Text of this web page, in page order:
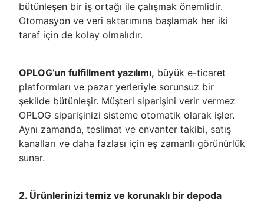
bütünleşen bir iş ortağı ile çalışmak önemlidir.
Otomasyon ve veri aktarımına başlamak her iki
taraf için de kolay olmalıdır.
OPLOG’un fulfillment yazılımı, büyük e-ticaret
platformları ve pazar yerleriyle sorunsuz bir
şekilde bütünleşir. Müşteri siparişini verir vermez
OPLOG siparişinizi sisteme otomatik olarak işler.
Aynı zamanda, teslimat ve envanter takibi, satış
kanalları ve daha fazlası için eş zamanlı görünürlük
sunar.
2. Ürünlerinizi temiz ve korunaklı bir depoda